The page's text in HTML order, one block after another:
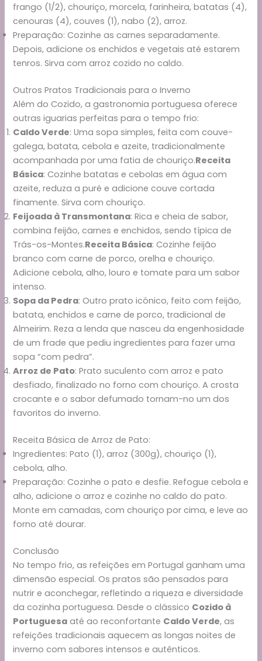
frango (1/2), chouriço, morcela, farinheira, batatas (4),
cenouras (4), couves (1), nabo (2), arroz.
Preparação: Cozinhe as carnes separadamente.
Depois, adicione os enchidos e vegetais até estarem
tenros. Sirva com arroz cozido no caldo.
Outros Pratos Tradicionais para o Inverno
Além do Cozido, a gastronomia portuguesa oferece
outras iguarias perfeitas para o tempo frio:
Caldo Verde: Uma sopa simples, feita com couve-
galega, batata, cebola e azeite, tradicionalmente
acompanhada por uma fatia de chouriço.Receita
Básica: Cozinhe batatas e cebolas em água com
azeite, reduza a puré e adicione couve cortada
finamente. Sirva com chouriço.
Feijoada à Transmontana: Rica e cheia de sabor,
combina feijão, carnes e enchidos, sendo típica de
Trás-os-Montes.Receita Básica: Cozinhe feijão
branco com carne de porco, orelha e chouriço.
Adicione cebola, alho, louro e tomate para um sabor
intenso.
Sopa da Pedra: Outro prato icónico, feito com feijão,
batata, enchidos e carne de porco, tradicional de
Almeirim. Reza a lenda que nasceu da engenhosidade
de um frade que pediu ingredientes para fazer uma
sopa “com pedra”.
Arroz de Pato: Prato suculento com arroz e pato
desfiado, finalizado no forno com chouriço. A crosta
crocante e o sabor defumado tornam-no um dos
favoritos do inverno.
Receita Básica de Arroz de Pato:
Ingredientes: Pato (1), arroz (300g), chouriço (1),
cebola, alho.
Preparação: Cozinhe o pato e desfie. Refogue cebola e
alho, adicione o arroz e cozinhe no caldo do pato.
Monte em camadas, com chouriço por cima, e leve ao
forno até dourar.
Conclusão
No tempo frio, as refeições em Portugal ganham uma
dimensão especial. Os pratos são pensados para
nutrir e aconchegar, refletindo a riqueza e diversidade
da cozinha portuguesa. Desde o clássico Cozido à
Portuguesa até ao reconfortante Caldo Verde, as
refeições tradicionais aquecem as longas noites de
inverno com sabores intensos e autênticos.